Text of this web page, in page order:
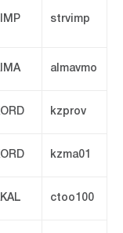
strvimp
almavmo
kzprov
kzma01
ctoo100